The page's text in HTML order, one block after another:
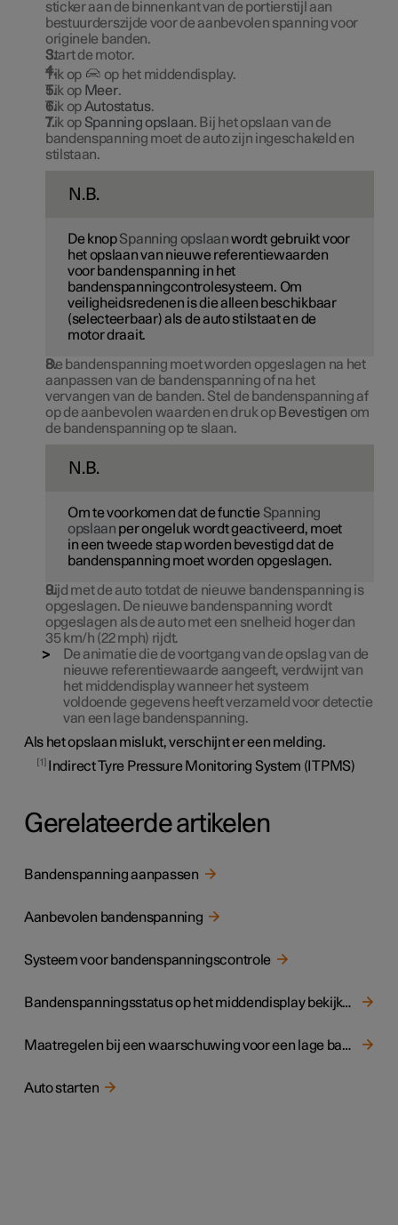
sticker aan de binnenkant van de portierstijl aan
bestuurderszijde voor de aanbevolen spanning voor
originele banden.
Start de motor.
Tik op
op het middendisplay.
Tik op Meer.
Tik opAutostatus.
Tik op Spanning opslaan. Bij het opslaan van de
bandenspanning moet de auto zijn ingeschakeld en
stilstaan.
N.B.
De knopSpanning opslaanwordt gebruikt voor
het opslaan van nieuwe referentiewaarden
voor bandenspanning in het
bandenspanningcontrolesysteem. Om
veiligheidsredenen is die alleen beschikbaar
(selecteerbaar) als de auto stilstaat en de
motor draait.
De bandenspanning moet worden opgeslagen na het
aanpassen van de bandenspanning of na het
vervangen van de banden. Stel de bandenspanning af
op de aanbevolen waarden en druk op Bevestigen om
de bandenspanning op te slaan.
N.B.
Om te voorkomen dat de functie Spanning
opslaan per ongeluk wordt geactiveerd, moet
in een tweede stap worden bevestigd dat de
bandenspanning moet worden opgeslagen.
Rijd met de auto totdat de nieuwe bandenspanning is
opgeslagen. De nieuwe bandenspanning wordt
opgeslagen als de auto met een snelheid hoger dan
35 km/h (22 mph) rijdt.
De animatie die de voortgang van de opslag van de
nieuwe referentiewaarde aangeeft, verdwijnt van
het middendisplay wanneer het systeem
voldoende gegevens heeft verzameld voor detectie
van een lage bandenspanning.
Als het opslaan mislukt, verschijnt er een melding.
1 Indirect Tyre Pressure Monitoring System (ITPMS)
Gerelateerde artikelen
Bandenspanning aanpassen
Aanbevolen bandenspanning
Systeem voor bandenspanningscontrole
Bandenspanningsstatus op het middendisplay bekijken
Maatregelen bij een waarschuwing voor een lage bandenspanning
Auto starten